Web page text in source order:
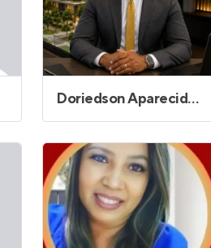
Doriedson Aparecido Viana